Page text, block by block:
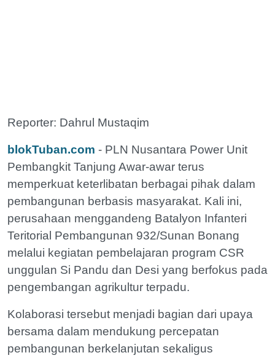
Reporter: Dahrul Mustaqim
blokTuban.com - PLN Nusantara Power Unit
Pembangkit Tanjung Awar-awar terus
memperkuat keterlibatan berbagai pihak dalam
pembangunan berbasis masyarakat. Kali ini,
perusahaan menggandeng Batalyon Infanteri
Teritorial Pembangunan 932/Sunan Bonang
melalui kegiatan pembelajaran program CSR
unggulan Si Pandu dan Desi yang berfokus pada
pengembangan agrikultur terpadu.
Kolaborasi tersebut menjadi bagian dari upaya
bersama dalam mendukung percepatan
pembangunan berkelanjutan sekaligus